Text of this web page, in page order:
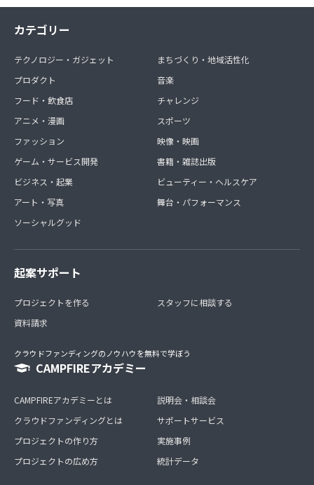
カテゴリー
テクノロジー・ガジェット
プロダクト
フード・飲食店
アニメ・漫画
ファッション
ゲーム・サービス開発
ビジネス・起業
アート・写真
ソーシャルグッド
まちづくり・地域活性化
音楽
チャレンジ
スポーツ
映像・映画
書籍・雑誌出版
ビューティー・ヘルスケア
舞台・パフォーマンス
起案サポート
プロジェクトを作る
資料請求
スタッフに相談する
クラウドファンディングのノウハウを無料で学ぼう
CAMPFIREアカデミー
CAMPFIREアカデミーとは
クラウドファンディングとは
プロジェクトの作り方
プロジェクトの広め方
説明会・相談会
サポートサービス
実施事例
統計データ